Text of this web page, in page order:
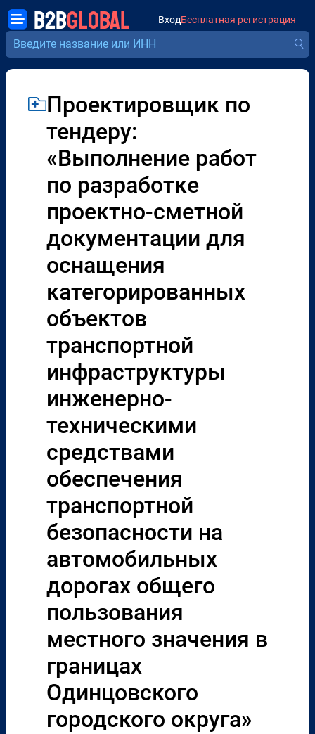
B2BGLOBAL ВходБесплатная регистрация
Проектировщик по
тендеру:
«Выполнение работ
по разработке
проектно-сметной
документации для
оснащения
категорированных
объектов
транспортной
инфраструктуры
инженерно-
техническими
средствами
обеспечения
транспортной
безопасности на
автомобильных
дорогах общего
пользования
местного значения в
границах
Одинцовского
городского округа»